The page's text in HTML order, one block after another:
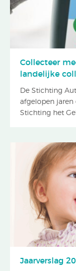
Collecteer
landelijke
De Stichting
afgelopen jaren
Stichting het
Jaarverslag